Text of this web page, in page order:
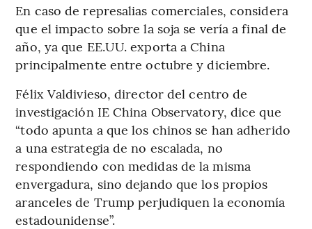
En caso de represalias comerciales, considera
que el impacto sobre la soja se vería a final de
año, ya que EE.UU. exporta a China
principalmente entre octubre y diciembre.
Félix Valdivieso, director del centro de
investigación IE China Observatory, dice que
“todo apunta a que los chinos se han adherido
a una estrategia de no escalada, no
respondiendo con medidas de la misma
envergadura, sino dejando que los propios
aranceles de Trump perjudiquen la economía
estadounidense”.